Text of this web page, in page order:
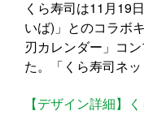
くら寿司は11月19
いば)」とのコラボ
刃カレンダー」コ
た。「くら寿司ネッ
【デザイン詳細】